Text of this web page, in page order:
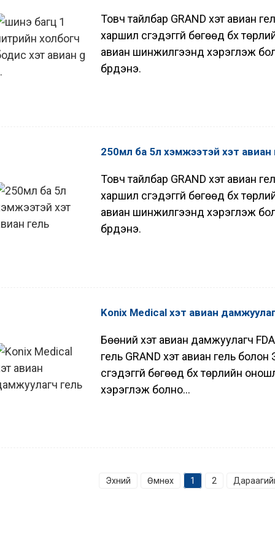
Товч тайлбар GRAND хэт авиан
харшил үүсгэдэггүй бөгөөд бүх
авиан шинжилгээнд хэрэглэж
бүрдэнэ.
250мл ба 5л хэмжээтэй хэт авиан
Товч тайлбар GRAND хэт авиан
харшил үүсгэдэггүй бөгөөд бүх
авиан шинжилгээнд хэрэглэж
бүрдэнэ.
Konix Medical хэт авиан
Бөөний хэт авиан дамжуулагч
гель GRAND хэт авиан гель
үүсгэдэггүй бөгөөд бүх төрлийн
хэрэглэж болно...
Эхний Өмнөх 1 2